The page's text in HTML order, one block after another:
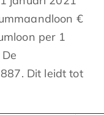
€
per 1
Dit leidt tot